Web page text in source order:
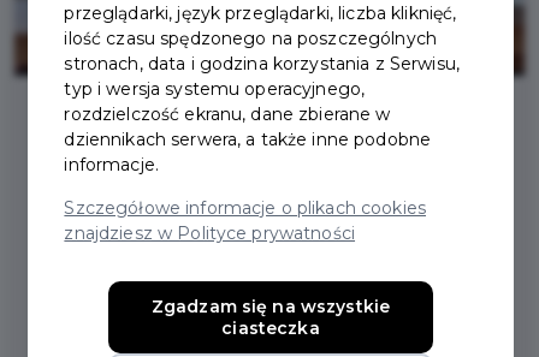
2026-04-20
PODPISANO UMOWĘ O
DOFINANSOWANIE NA
BUDOWĘ UL.
przeglądarki, język przeglądarki, liczba kliknięć,
ilość czasu spędzonego na poszczególnych
stronach, data i godzina korzystania z Serwisu,
typ i wersja systemu operacyjnego,
rozdzielczość ekranu, dane zbierane w
dziennikach serwera, a także inne podobne
informacje.
Szczegółowe informacje o plikach cookies
znajdziesz w Polityce prywatności
Zgadzam się na wszystkie
ciasteczka